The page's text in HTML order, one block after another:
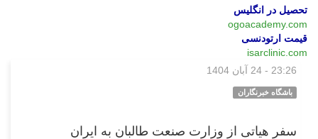
تحصیل در انگلیس
ogoacademy.com
قیمت ارتودنسی
isarclinic.com
23:26 - 24 آبان 1404
باشگاه خبرنگاران
سفر هیاتی از وزارت صنعت طالبان به ایران